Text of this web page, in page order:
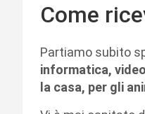
Come
Partiamo subito
informatica,
la casa, per gli